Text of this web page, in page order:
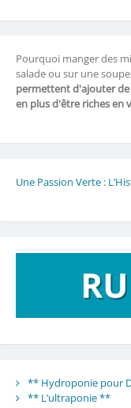
Pourquoi manger des
salade ou sur une
permettent d'ajouter de
en plus d'être riches en
Une Passion Verte :
** Hydroponie pour
** L’ultraponie **